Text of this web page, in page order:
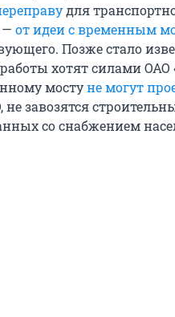
для
— от идеи с временным
Позже стало
хотят силами
мостуне могут
не завозятся
со снабжением